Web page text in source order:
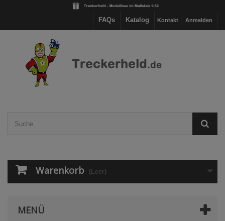
Anmelden
Kontakt
Katalog
FAQs
Warenkorb (Leer)
MENÜ